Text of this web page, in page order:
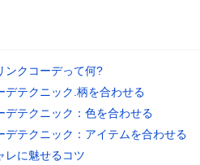
ンクコーデって何?
デテクニック.柄を合わせる
デテクニック：色を合わせる
デテクニック：アイテムを合わせる
レに魅せるコツ